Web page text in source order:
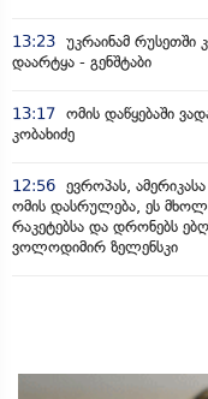
13:23 უკრაინამ რუსეთში
დაარტყა - გენშტაბი
13:17 ომის დაწყებაში
კობახიძე
12:56 ევროპას,
ომის დასრულება, ეს
რაკეტებსა და დრონებს
ვოლოდიმირ ზელენსკი